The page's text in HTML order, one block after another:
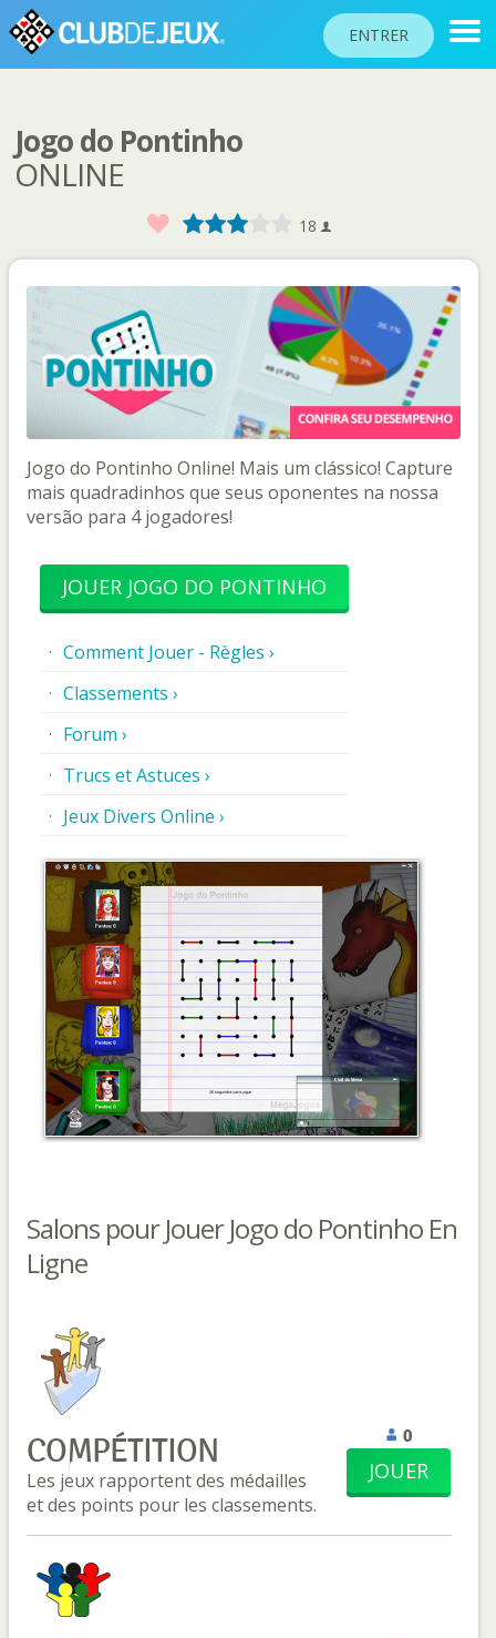
ENTRER
CLASSEMENTS
TOURNOIS
COMMUNAUTÉ
AIDE
PASSEPORT
JOUER
Langue du site
Jogo do Pontinho
ONLINE
Favoris 5
2
1 18
Jogo do Pontinho Online! Mais um clássico! Capture
mais quadradinhos que seus oponentes na nossa
versão para 4 jogadores!
JOUER JOGO DO PONTINHO
Comment Jouer - Règles ›
Classements ›
Forum ›
Trucs et Astuces ›
Jeux Divers Online ›
Salons pour Jouer Jogo do Pontinho En
Ligne
COMPÉTITION
Les jeux rapportent des médailles
et des points pour les classements.
0
JOUER